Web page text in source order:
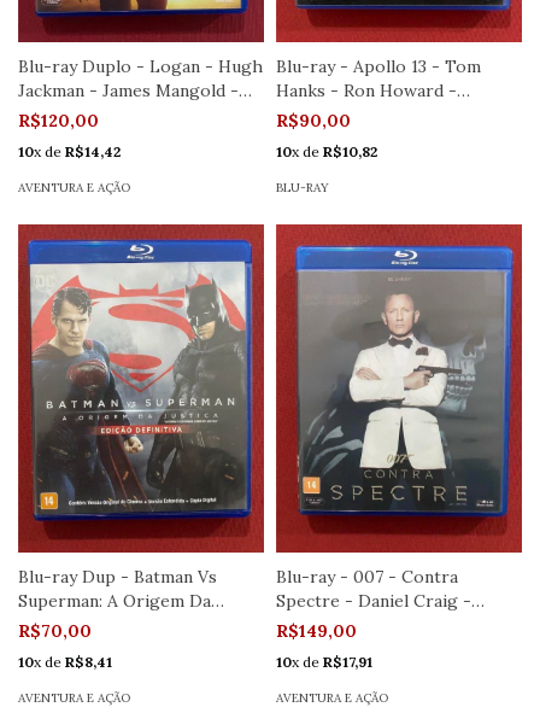
Blu-ray Duplo - Logan - Hugh
Jackman - James Mangold -
Semi.
R$120,00
10x de R$14,42
AVENTURA E AÇÃO
Blu-ray - Apollo 13 - Tom
Hanks - Ron Howard -
Seminovo
R$90,00
10x de R$10,82
BLU-RAY
Blu-ray Dup - Batman Vs
Superman: A Origem Da
Justiça - Semi
R$70,00
10x de R$8,41
AVENTURA E AÇÃO
Blu-ray - 007 - Contra
Spectre - Daniel Craig -
Seminovo
R$149,00
10x de R$17,91
AVENTURA E AÇÃO